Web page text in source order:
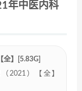
年中医内科
】[5.83G]
2021）【全】